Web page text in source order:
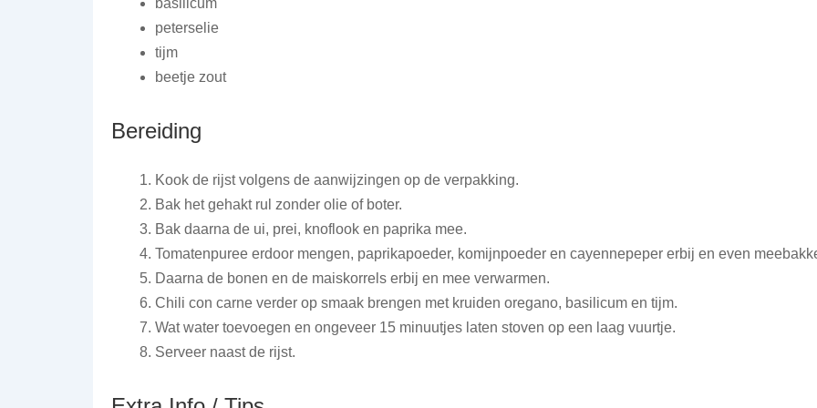
basilicum
peterselie
tijm
beetje zout
Bereiding
Kook de rijst volgens de aanwijzingen op de verpakking.
Bak het gehakt rul zonder olie of boter.
Bak daarna de ui, prei, knoflook en paprika mee.
Tomatenpuree erdoor mengen, paprikapoeder, komijnpoeder en cayennepeper erbij en even
Daarna de bonen en de maiskorrels erbij en mee verwarmen.
Chili con carne verder op smaak brengen met kruiden oregano, basilicum en tijm.
Wat water toevoegen en ongeveer 15 minuutjes laten stoven op een laag vuurtje.
Serveer naast de rijst.